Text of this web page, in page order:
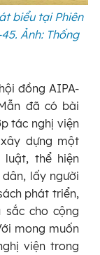
biểu tại Phiên
Ảnh: Thống
đồng AIPA-
đã có bài
tác nghị viện
dựng một
luật, thể hiện
lấy người
phát triển,
cho cộng
mong muốn
viện trong